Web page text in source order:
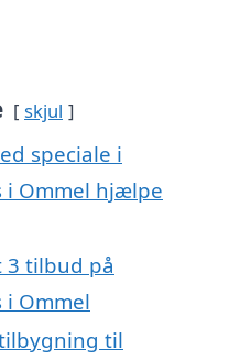
skjul
speciale i
Ommel hjælpe
tilbud på
Ommel
til